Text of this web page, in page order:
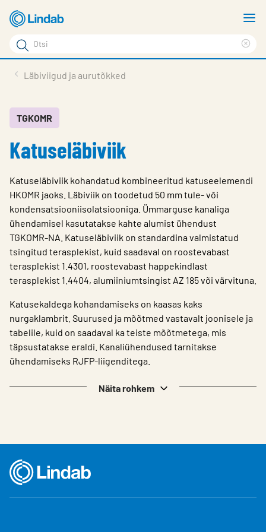
Mine
põhisisu
juurde
Otsi
Otsi
Meist
Kontaktid
Choose languge
Estonia
Läbiviigud ja aurutõkked
TGKOMR
Katuseläbiviik
Katuseläbiviik kohandatud kombineeritud katuseelemendi
HKOMR jaoks. Läbiviik on toodetud 50 mm tule- või
kondensatsiooniisolatsiooniga. Ümmarguse kanaliga
ühendamisel kasutatakse kahte alumist ühendust
TGKOMR-NA. Katuseläbiviik on standardina valmistatud
tsingitud terasplekist, kuid saadaval on roostevabast
terasplekist 1.4301, roostevabast happekindlast
terasplekist 1.4404, alumiiniumtsingist AZ 185 või värvituna.
Katusekaldega kohandamiseks on kaasas kaks
nurgaklambrit. Suurused ja mõõtmed vastavalt joonisele ja
tabelile, kuid on saadaval ka teiste mõõtmetega, mis
täpsustatakse eraldi. Kanaliühendused tarnitakse
ühendamiseks RJFP-liigenditega.
Näita rohkem